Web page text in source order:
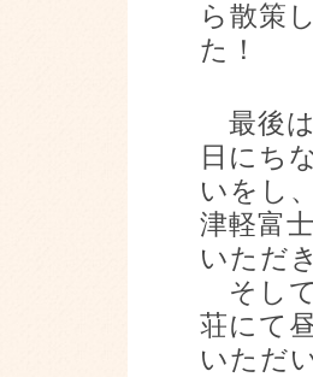
ら散策
た！
最後
日にち
いをし
津軽富
いただ
そし
荘にて
いただ